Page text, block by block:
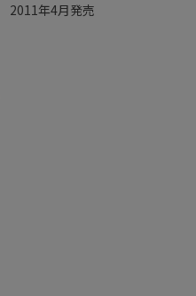
2011年4月発売